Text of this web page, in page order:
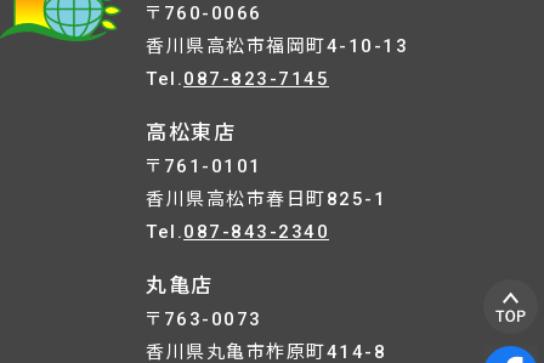
〒760-0066
香川県高松市福岡町4-10-13
Tel.087-823-7145
高松東店
〒761-0101
香川県高松市春日町825-1
Tel.087-843-2340
丸亀店
〒763-0073
香川県丸亀市柞原町414-8